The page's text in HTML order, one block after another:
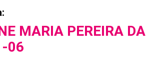
MARIA PEREIRA
06